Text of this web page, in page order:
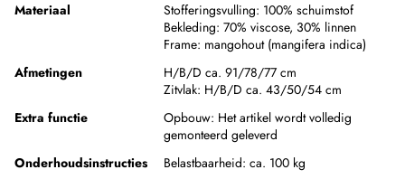
Materiaal
Stofferingsvulling: 100% schuimstof
Bekleding: 70% viscose, 30% linnen
Frame: mangohout (mangifera indica)
Afmetingen
H/B/D ca. 91/78/77 cm
Zitvlak: H/B/D ca. 43/50/54 cm
Extra functie
Opbouw: Het artikel wordt volledig
gemonteerd geleverd
Onderhoudsinstructies
Belastbaarheid: ca. 100 kg